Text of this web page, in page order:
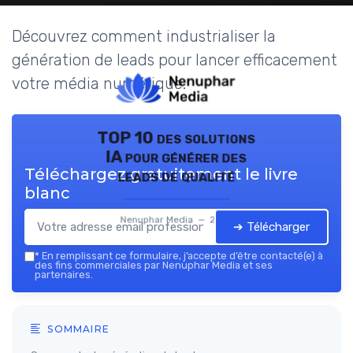
Découvrez comment industrialiser la
génération de leads pour lancer efficacement
votre média numérique.
TOP 10 des solutions
IA pour générer des
leads de qualité
Nenuphar Media — 2026
Téléchargez gratuitement le livre
blanc
➔ Télécharger
* En remplissant ce formulaire, j’accepte d’être contacté(e) à
des fins commerciales par Nenuphar Media et ses
partenaires.
SOMMAIRE